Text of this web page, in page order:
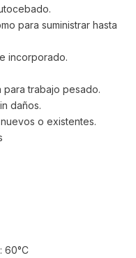
para suministrar hasta
incorporado.
trabajo pesado.
daños.
o existentes.
60°C